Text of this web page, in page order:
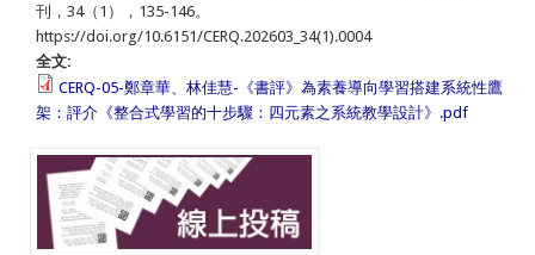
刊，34（1），135-146。
https://doi.org/10.6151/CERQ.202603_34(1).0004
全文:
CERQ-05-鄭章華、林佳慧-《書評》為素養導向學習搭建系統性鷹
架：評介《整合式學習的十步驟：四元素之系統教學設計》.pdf